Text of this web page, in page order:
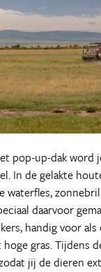
pop-up-dak word
In de gelakte
waterfles,
daarvoor
handig voor
gras. Tijdens
jij de dieren